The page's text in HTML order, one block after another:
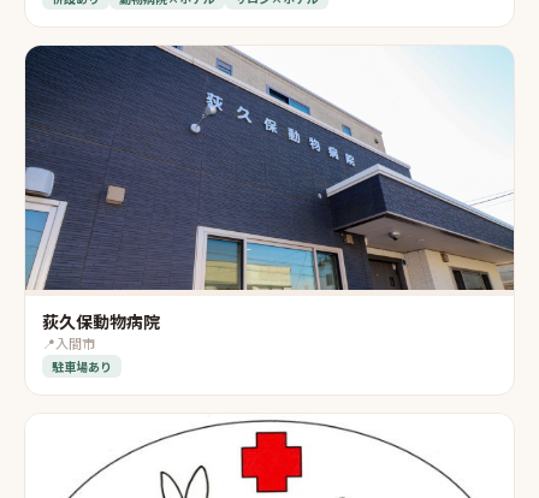
荻久保動物病院
📍入間市
駐車場あり